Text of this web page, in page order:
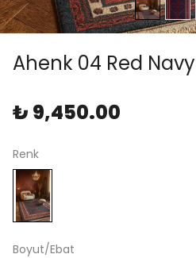
Ahenk 04 Red Navy
₺ 9,450.00
Renk
Boyut/Ebat